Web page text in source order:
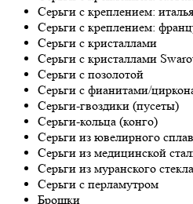
Серьги с креплением:
Серьги с креплением:
Серьги с кристаллами
Серьги с кристаллами
Серьги с позолотой
Серьги с фианитами/
Серьги-гвоздики (пусеты)
Серьги-кольца (конго)
Серьги из ювелирного
Серьги из медицинской
Серьги из муранского стекла
Серьги с перламутром
Брошки